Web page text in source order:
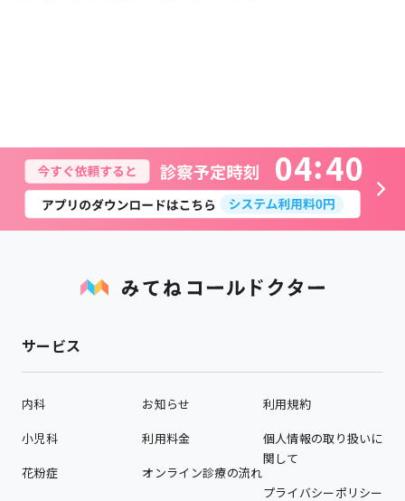
04 40
サービス
内科
小児科
花粉症
お知らせ
利用料金
オンライン診療の流れ
利用規約
個人情報の取り扱いに
関して
プライバシーポリシー